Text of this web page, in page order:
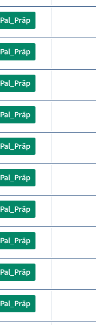
Pal_Präp
Pal_Präp
Pal_Präp
Pal_Präp
Pal_Präp
Pal_Präp
Pal_Präp
Pal_Präp
Pal_Präp
Pal_Präp